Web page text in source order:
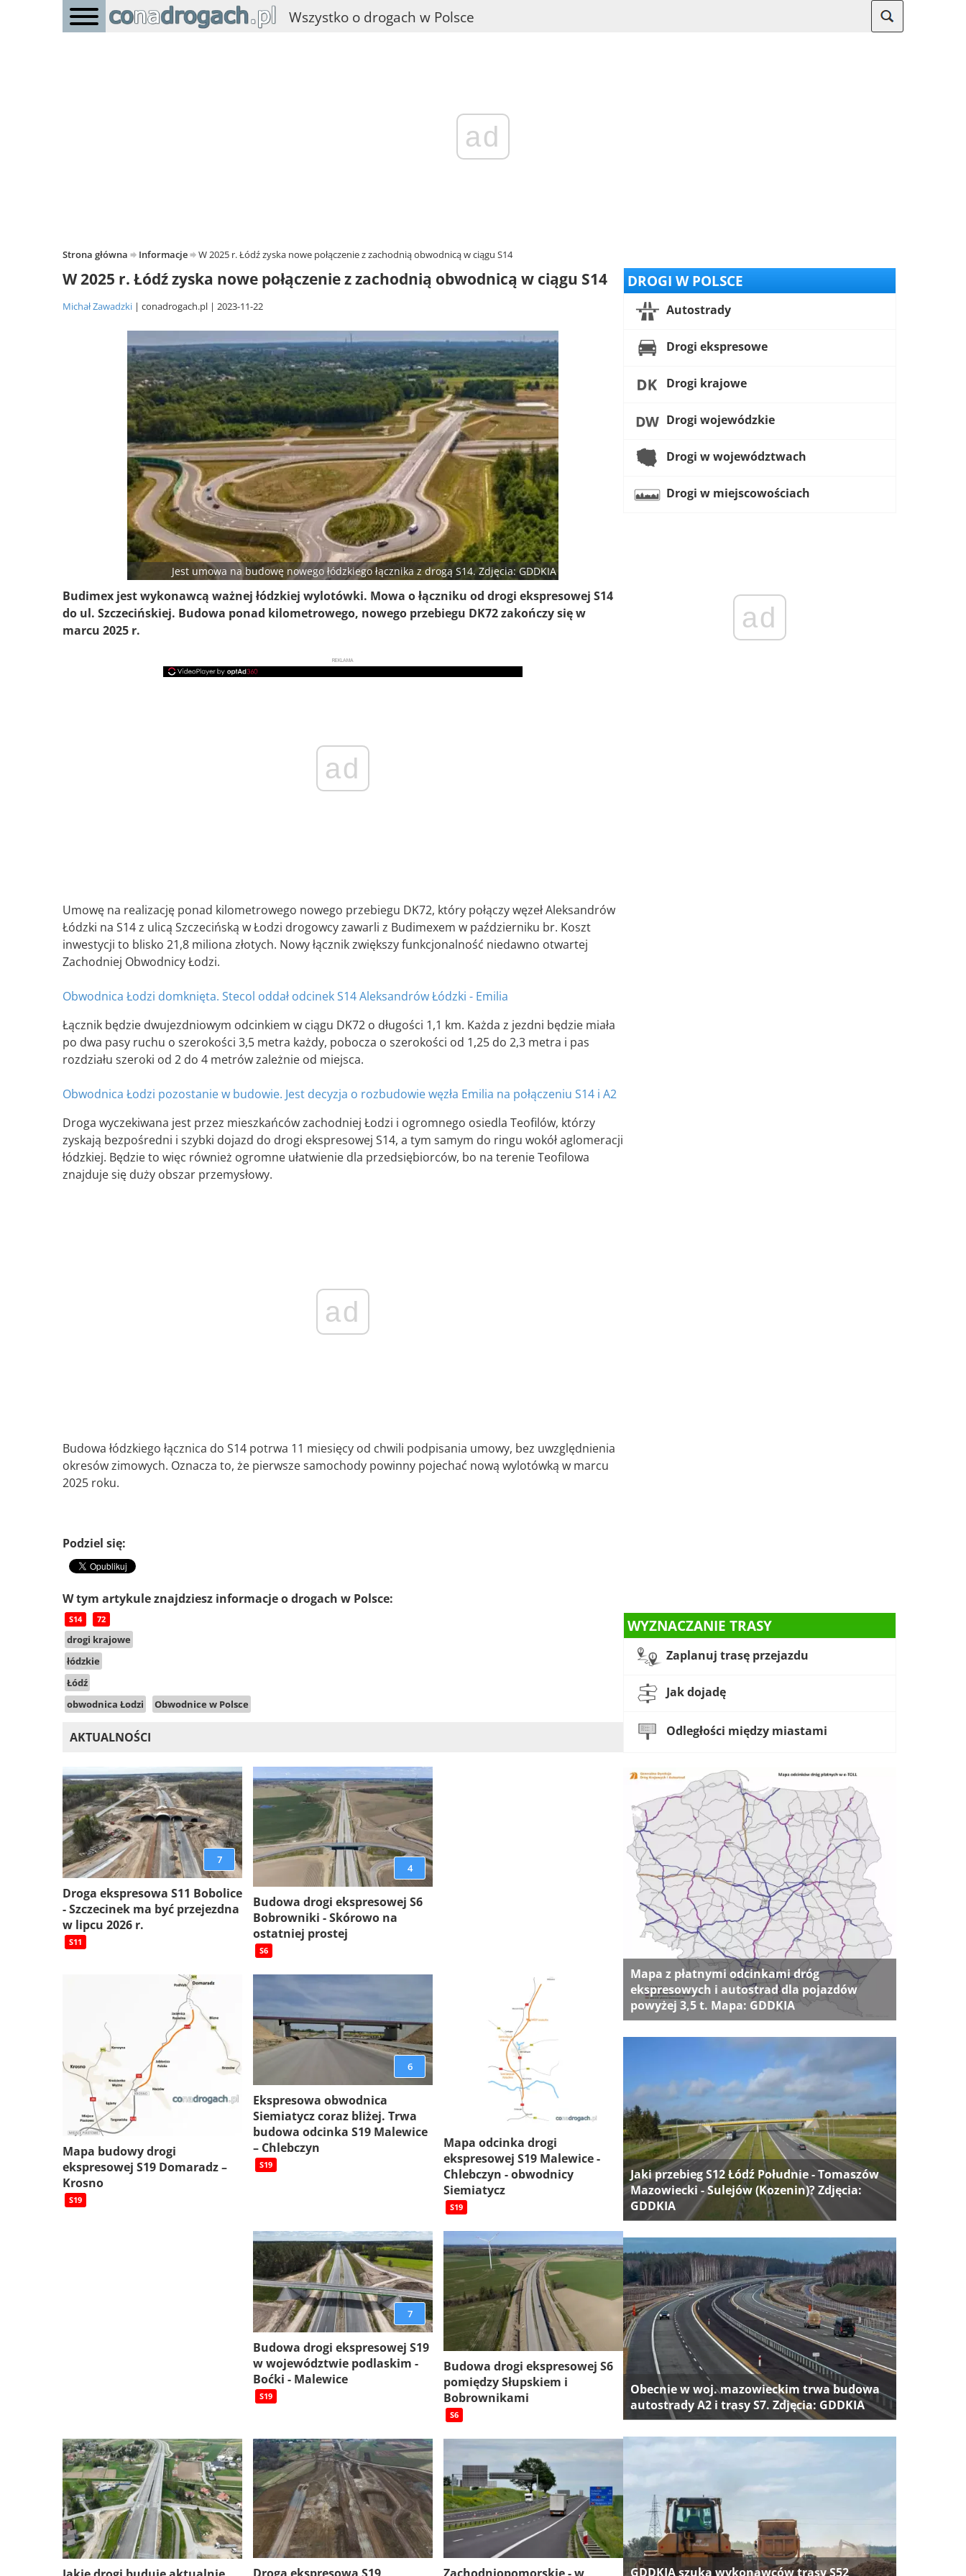
Wszystko o drogach w Polsce
ad
Strona główna Informacje W 2025 r. Łódź zyska nowe połączenie z zachodnią obwodnicą w ciągu S14
W 2025 r. Łódź zyska nowe połączenie z zachodnią obwodnicą w ciągu S14
Michał Zawadzki conadrogach.pl 2023-11-22
Jest umowa na budowę nowego łódzkiego łącznika z drogą S14. Zdjęcia: GDDKIA
Budimex jest wykonawcą ważnej łódzkiej wylotówki. Mowa o łączniku od drogi ekspresowej S14
do ul. Szczecińskiej. Budowa ponad kilometrowego, nowego przebiegu DK72 zakończy się w
marcu 2025 r.
REKLAMA
ad
Umowę na realizację ponad kilometrowego nowego przebiegu DK72, który połączy węzeł Aleksandrów
Łódzki na S14 z ulicą Szczecińską w Łodzi drogowcy zawarli z Budimexem w październiku br. Koszt
inwestycji to blisko 21,8 miliona złotych. Nowy łącznik zwiększy funkcjonalność niedawno otwartej
Zachodniej Obwodnicy Łodzi.
Obwodnica Łodzi domknięta. Stecol oddał odcinek S14 Aleksandrów Łódzki - Emilia
Łącznik będzie dwujezdniowym odcinkiem w ciągu DK72 o długości 1,1 km. Każda z jezdni będzie miała
po dwa pasy ruchu o szerokości 3,5 metra każdy, pobocza o szerokości od 1,25 do 2,3 metra i pas
rozdziału szeroki od 2 do 4 metrów zależnie od miejsca.
Obwodnica Łodzi pozostanie w budowie. Jest decyzja o rozbudowie węzła Emilia na połączeniu S14 i A2
Droga wyczekiwana jest przez mieszkańców zachodniej Łodzi i ogromnego osiedla Teofilów, którzy
zyskają bezpośredni i szybki dojazd do drogi ekspresowej S14, a tym samym do ringu wokół aglomeracji
łódzkiej. Będzie to więc również ogromne ułatwienie dla przedsiębiorców, bo na terenie Teofilowa
znajduje się duży obszar przemysłowy.
ad
Budowa łódzkiego łącznica do S14 potrwa 11 miesięcy od chwili podpisania umowy, bez uwzględnienia
okresów zimowych. Oznacza to, że pierwsze samochody powinny pojechać nową wylotówką w marcu
2025 roku.
Podziel się:
W tym artykule znajdziesz informacje o drogach w Polsce:
S14 72
drogi krajowe
łódzkie
Łódź
obwodnica Łodzi
Obwodnice w Polsce
AKTUALNOŚCI
7
Droga ekspresowa S11 Bobolice
- Szczecinek ma być przejezdna
w lipcu 2026 r.
S11
4
Budowa drogi ekspresowej S6
Bobrowniki - Skórowo na
ostatniej prostej
S6
Mapa budowy drogi
ekspresowej S19 Domaradz –
Krosno
S19
6
Ekspresowa obwodnica
Siemiatycz coraz bliżej. Trwa
budowa odcinka S19 Malewice
– Chlebczyn
S19
Mapa odcinka drogi
ekspresowej S19 Malewice -
Chlebczyn - obwodnicy
Siemiatycz
S19
7
Budowa drogi ekspresowej S19
w województwie podlaskim -
Boćki - Malewice
S19
Budowa drogi ekspresowej S6
pomiędzy Słupskiem i
Bobrownikami
S6
DROGI W POLSCE
Autostrady
Drogi ekspresowe
Drogi krajowe
Drogi wojewódzkie
Drogi w województwach
Drogi w miejscowościach
ad
WYZNACZANIE TRASY
Zaplanuj trasę przejazdu
Jak dojadę
Odległości między miastami
Mapa z płatnymi odcinkami dróg
ekspresowych i autostrad dla pojazdów
powyżej 3,5 t. Mapa: GDDKIA
Jaki przebieg S12 Łódź Południe - Tomaszów
Mazowiecki - Sulejów (Kozenin)? Zdjęcia:
GDDKIA
Obecnie w woj. mazowieckim trwa budowa
autostrady A2 i trasy S7. Zdjęcia: GDDKIA
GDDKIA szuka wykonawców trasy S52